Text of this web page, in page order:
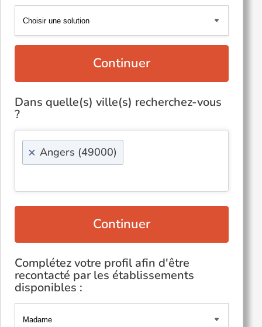
Continuer
Dans quelle(s) ville(s) recherchez-vous
?
× Angers (49000)
Continuer
Complétez votre profil afin d'être
recontacté par les établissements
disponibles :